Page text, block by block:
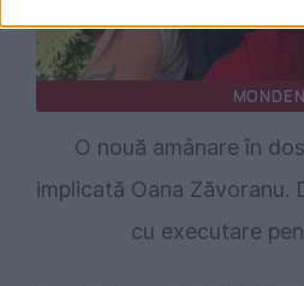
MONDEN
O nouă amânare în
implicată Oana Zăvoranu.
cu executare